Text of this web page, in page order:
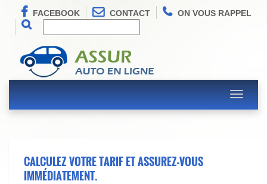
FACEBOOK CONTACT ON VOUS RAPPEL
Toggle
CALCULEZ VOTRE TARIF ET ASSUREZ-VOUS
IMMÉDIATEMENT.